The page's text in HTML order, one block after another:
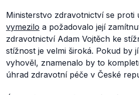
Ministerstvo zdravotnictví se proti
vymezilo a požadovalo její
zdravotnictví Adam Vojtěch ke
stížnost je velmi široká. Pokud by
vyhověl, znamenalo by to
úhrad zdravotní péče v České